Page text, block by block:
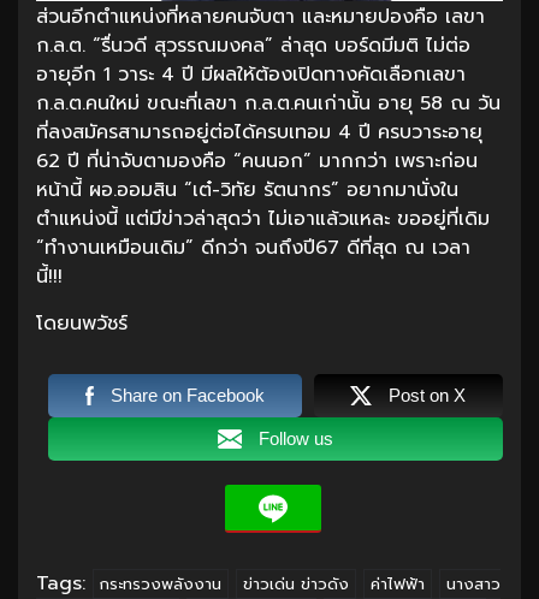
ส่วนอีกตำแหน่งที่หลายคนจับตา และหมายปองคือ เลขา
ก.ล.ต. “รื่นวดี สุวรรณมงคล” ล่าสุด บอร์ดมีมติ ไม่ต่อ
อายุอีก 1 วาระ 4 ปี มีผลให้ต้องเปิดทางคัดเลือกเลขา
ก.ล.ต.คนใหม่ ขณะที่เลขา ก.ล.ต.คนเก่านั้น อายุ 58 ณ วัน
ที่ลงสมัครสามารถอยู่ต่อได้ครบเทอม 4 ปี ครบวาระอายุ
62 ปี ที่น่าจับตามองคือ “คนนอก” มากกว่า เพราะก่อน
หน้านี้ ผอ.ออมสิน “เต๋-วิทัย รัตนากร” อยากมานั่งใน
ตำแหน่งนี้ แต่มีข่าวล่าสุดว่า ไม่เอาแล้วแหละ ขออยู่ที่เดิม
“ทำงานเหมือนเดิม” ดีกว่า จนถึงปี67 ดีที่สุด ณ เวลา
นี้!!!
โดยนพวัชร์
Share on Facebook Post on X
Follow us
Tags: กระทรวงพลังงาน ข่าวเด่น ข่าวดัง ค่าไฟฟ้า
นางสาว